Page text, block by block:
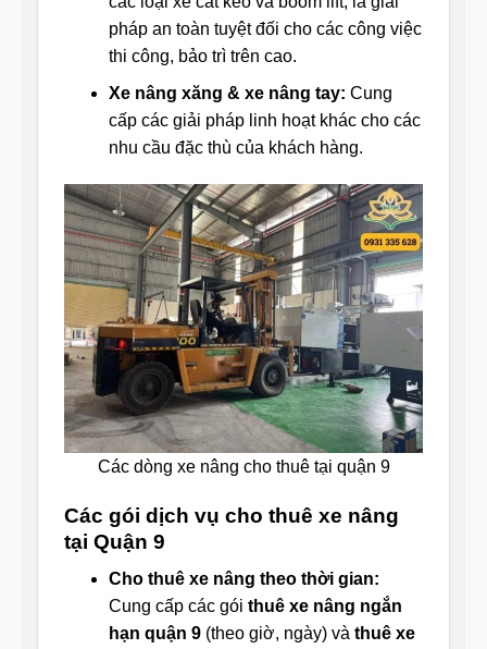
pháp an toàn tuyệt đối cho các công việc
thi công, bảo trì trên cao.
Xe nâng xăng & xe nâng tay: Cung
cấp các giải pháp linh hoạt khác cho các
nhu cầu đặc thù của khách hàng.
Các dòng xe nâng cho thuê tại quận 9
Các gói dịch vụ cho thuê xe nâng
tại Quận 9
Cho thuê xe nâng theo thời gian:
Cung cấp các gói thuê xe nâng ngắn
hạn quận 9(theo giờ, ngày) và thuê xe